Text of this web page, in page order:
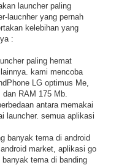
launcher paling
laucnher yang pernah
kelebihan yang
:
paling hemat
kami mencoba
LG optimus Me,
RAM 175 Mb.
antara memakai
launcher. semua aplikasi
banyak tema di android
market, aplikasi go
tema di banding